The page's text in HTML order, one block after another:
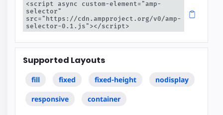
<script async custom-element="amp-
selector"
src="https://cdn.ampproject.org/v0/amp-
selector-0.1.js"></script>
Supported Layouts
fill fixed fixed-height nodisplay
responsive container